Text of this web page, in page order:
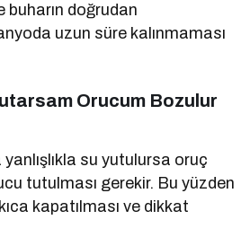
buharın doğrudan
uzun süre kalınmaması
Orucum Bozulur
yanlışlıkla su yutulursa oruç
tutulması gerekir. Bu yüzden
kapatılması ve dikkat